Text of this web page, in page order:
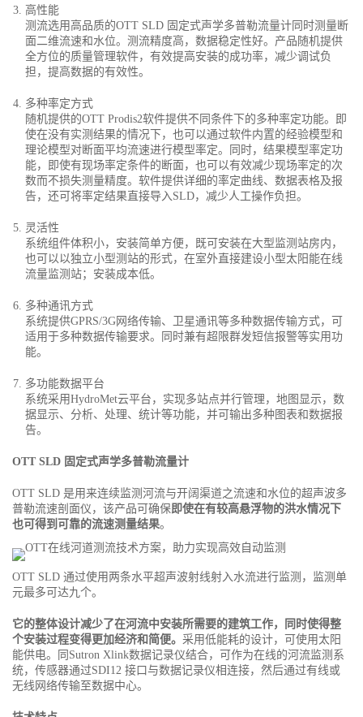
高性能
测流选用高品质的OTT SLD 固定式声学多普勒流量计同时测量断
面二维流速和水位。测流精度高，数据稳定性好。产品随机提供
全方位的质量管理软件，有效提高安装的成功率，减少调试负
担，提高数据的有效性。
多种率定方式
随机提供的OTT Prodis2软件提供不同条件下的多种率定功能。即
使在没有实测结果的情况下，也可以通过软件内置的经验模型和
理论模型对断面平均流速进行模型率定。同时，结果模型率定功
能，即使有现场率定条件的断面，也可以有效减少现场率定的次
数而不损失测量精度。软件提供详细的率定曲线、数据表格及报
告，还可将率定结果直接导入SLD，减少人工操作负担。
灵活性
系统组件体积小，安装简单方便，既可安装在大型监测站房内，
也可以以独立小型测站的形式，在室外直接建设小型太阳能在线
流量监测站；安装成本低。
多种通讯方式
系统提供GPRS/3G网络传输、卫星通讯等多种数据传输方式，可
适用于多种数据传输要求。同时兼有超限群发短信报警等实用功
能。
多功能数据平台
系统采用HydroMet云平台，实现多站点并行管理，地图显示，数
据显示、分析、处理、统计等功能，并可输出多种图表和数据报
告。
OTT SLD 固定式声学多普勒流量计
OTT SLD 是用来连续监测河流与开阔渠道之流速和水位的超声波多
普勒流速剖面仪，该产品可确保即使在有较高悬浮物的洪水情况下
也可得到可靠的流速测量结果。
OTT SLD 通过使用两条水平超声波射线射入水流进行监测，监测单
元最多可达九个。
它的整体设计减少了在河流中安装所需要的建筑工作，同时使得整
个安装过程变得更加经济和简便。 采用低能耗的设计，可使用太阳
能供电。同Sutron Xlink数据记录仪结合，可作为在线的河流监测系
统，传感器通过SDI12 接口与数据记录仪相连接，然后通过有线或
无线网络传输至数据中心。